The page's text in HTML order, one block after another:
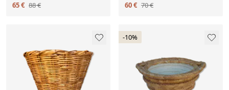
65 € 88 € 60 € 70 €
-10%